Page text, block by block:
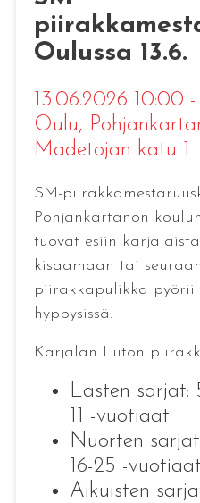
Oulussa 13.6.
13.06.2026 10:00
Oulu,
Madetojan katu 1
SM-
Pohjankartanon
tuovat esiin
kisaamaan tai
piirakkapulikka pyörii
hyppysissä.
Karjalan Liiton
Lasten sarjat:
11 -vuotiaat
Nuorten
16-25 -vuotiaat
Aikuisten